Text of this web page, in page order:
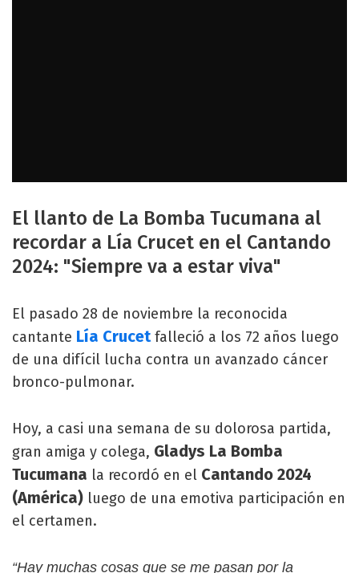
El llanto de La Bomba Tucumana al
recordar a Lía Crucet en el Cantando
2024: "Siempre va a estar viva"
El pasado 28 de noviembre la reconocida
cantante Lía Crucetfalleció a los 72 años luego
de una difícil lucha contra un avanzado cáncer
bronco-pulmonar.
Hoy, a casi una semana de su dolorosa partida,
gran amiga y colega, Gladys La Bomba
Tucumana la recordó en el Cantando 2024
(América) luego de una emotiva participación en
el certamen.
“Hay muchas cosas que se me pasan por la